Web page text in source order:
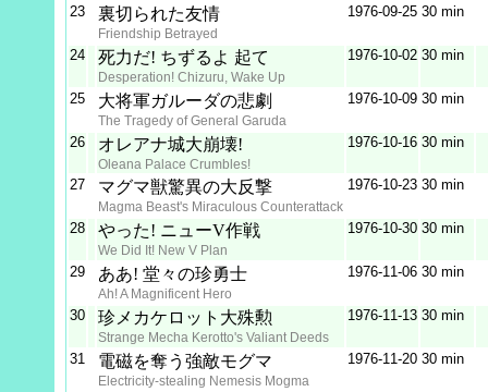
23 裏切られた友情
Friendship Betrayed
1976‑09‑25 30 min
24 死力だ! ちずるよ 起て
Desperation! Chizuru, Wake Up
1976‑10‑02 30 min
25 大将軍ガルーダの悲劇
The Tragedy of General Garuda
1976‑10‑09 30 min
26 オレアナ城大崩壊!
Oleana Palace Crumbles!
1976‑10‑16 30 min
27 マグマ獣驚異の大反撃
Magma Beast's Miraculous Counterattack
1976‑10‑23 30 min
28 やった! ニューV作戦
We Did It! New V Plan
1976‑10‑30 30 min
29 ああ! 堂々の珍勇士
Ah! A Magnificent Hero
1976‑11‑06 30 min
30 珍メカケロット大殊勲
Strange Mecha Kerotto's Valiant Deeds
1976‑11‑13 30 min
31 電磁を奪う強敵モグマ
Electricity-stealing Nemesis Mogma
1976‑11‑20 30 min